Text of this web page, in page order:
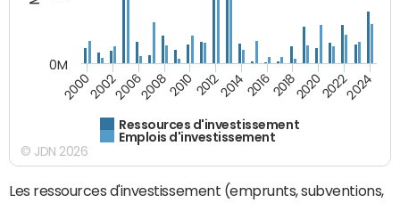
Ressources d'investissement
Emplois d'investissement
20002002200620082010 2012201420162018202020222024
0M
© JDN 2026
Les ressources d'investissement (emprunts, subventions,